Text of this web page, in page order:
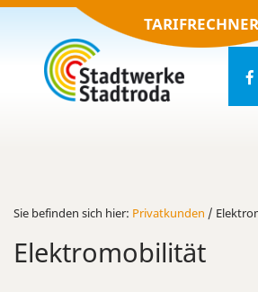
TARIFRECHNER
Sie be­fin­den sich hier: Pri­vat­kun­den /
Elek­tro­mo­bi­li­tät